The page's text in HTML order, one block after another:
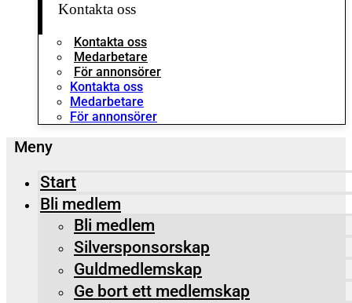
Kontakta oss
Kontakta oss
Medarbetare
För annonsörer
Kontakta oss
Medarbetare
För annonsörer
Start
Bli medlem
Bli medlem
Silversponsorskap
Guldmedlemskap
Ge bort ett medlemskap